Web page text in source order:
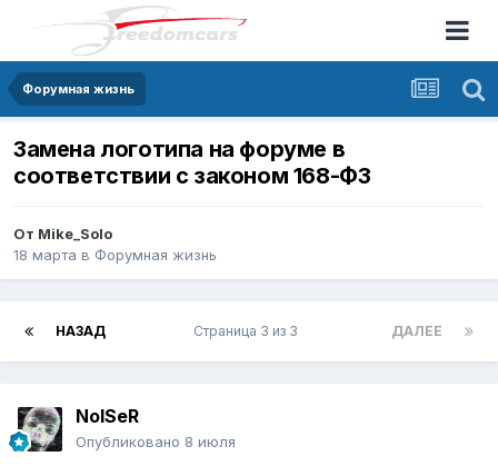
Форумная жизнь
Замена логотипа на форуме в
соответствии с законом 168-ФЗ
От Mike_Solo
18 марта в Форумная жизнь
НАЗАД ДАЛЕЕ
Страница 3 из 3
NoISeR
Опубликовано 8 июля